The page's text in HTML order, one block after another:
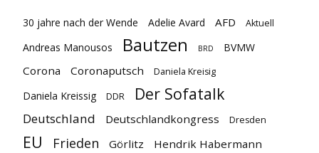
30 jahre nach der Wende Adelie Avard AFD Aktuell
Andreas Manousos Bautzen BRD BVMW
Corona Coronaputsch Daniela Kreisig
Daniela Kreissig DDR Der Sofatalk
Deutschland Deutschlandkongress Dresden
EU Frieden Görlitz Hendrik Habermann